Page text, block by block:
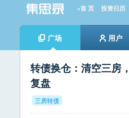
»首 页 投资日历
广场 用户
转债换仓：清空三房
复盘
三房转债